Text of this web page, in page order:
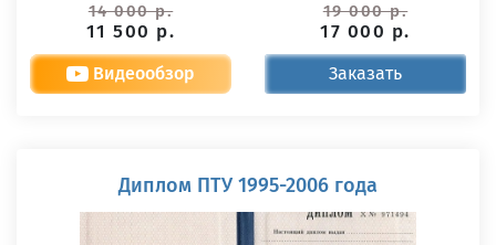
14 000 р.
11 500 р.
19 000 р.
17 000 р.
Видеообзор Заказать
Диплом ПТУ 1995-2006 года